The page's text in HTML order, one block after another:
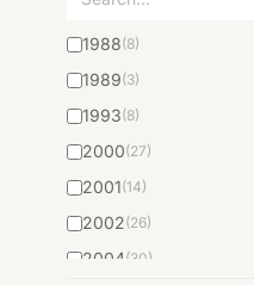
1988(8)
1989(3)
1993(8)
2000(27)
2001(14)
2002(26)
2004 (30)